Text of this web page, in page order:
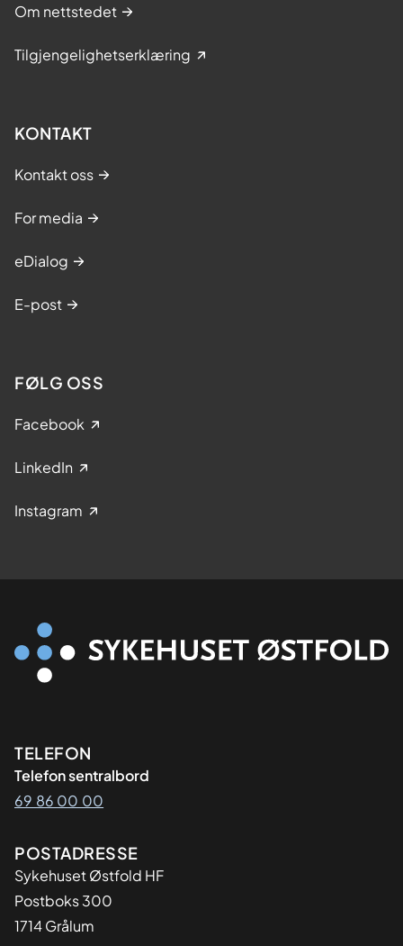
Om nettstedet
Tilgjengelighetserklæring
KONTAKT
Kontakt oss
For media
eDialog
E-post
FØLG OSS
Facebook
LinkedIn
Instagram
Kontaktinformasjon
TELEFON
Telefon sentralbord
69 86 00 00
Adresse
POSTADRESSE
Sykehuset Østfold HF
Postboks 300
1714 Grålum